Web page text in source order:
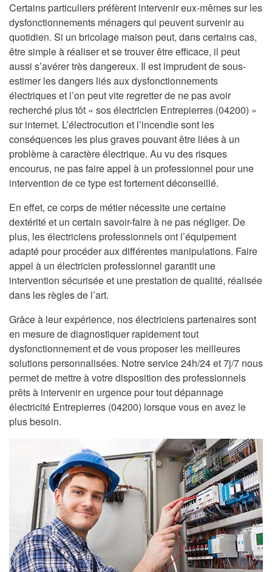
Certains particuliers préfèrent intervenir eux-mêmes sur les
dysfonctionnements ménagers qui peuvent survenir au
quotidien. Si un bricolage maison peut, dans certains cas,
être simple à réaliser et se trouver être efficace, il peut
aussi s’avérer très dangereux. Il est imprudent de sous-
estimer les dangers liés aux dysfonctionnements
électriques et l’on peut vite regretter de ne pas avoir
recherché plus tôt « sos électricien Entrepierres (04200) »
sur internet. L’électrocution et l’incendie sont les
conséquences les plus graves pouvant être liées à un
problème à caractère électrique. Au vu des risques
encourus, ne pas faire appel à un professionnel pour une
intervention de ce type est fortement déconseillé.
En effet, ce corps de métier nécessite une certaine
dextérité et un certain savoir-faire à ne pas négliger. De
plus, les électriciens professionnels ont l’équipement
adapté pour procéder aux différentes manipulations. Faire
appel à un électricien professionnel garantit une
intervention sécurisée et une prestation de qualité, réalisée
dans les règles de l’art.
Grâce à leur expérience, nos électriciens partenaires sont
en mesure de diagnostiquer rapidement tout
dysfonctionnement et de vous proposer les meilleures
solutions personnalisées. Notre service 24h/24 et 7j/7 nous
permet de mettre à votre disposition des professionnels
prêts à intervenir en urgence pour tout dépannage
électricité Entrepierres (04200) lorsque vous en avez le
plus besoin.